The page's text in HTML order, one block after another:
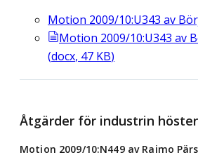
Motion 2009/10:U343 av
Motion 2009/10:U343 av
(docx, 47 KB)
Åtgärder för industrin
Motion 2009/10:N449 av Raimo